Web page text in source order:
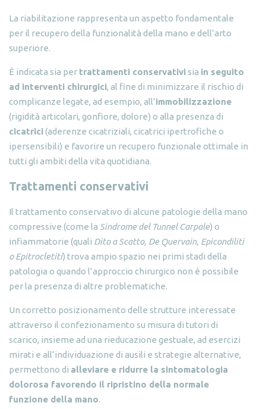
La riabilitazione rappresenta un aspetto fondamentale
per il recupero della funzionalità della mano e dell’arto
superiore.
È indicata sia per trattamenti conservativisia in seguito
ad interventi chirurgici, al fine di minimizzare il rischio di
complicanze legate, ad esempio, all’immobilizzazione
(rigidità articolari, gonfiore, dolore) o alla presenza di
cicatrici(aderenze cicatriziali, cicatrici ipertrofiche o
ipersensibili) e favorire un recupero funzionale ottimale in
tutti gli ambiti della vita quotidiana.
Trattamenti conservativi
Il trattamento conservativo di alcune patologie della mano
compressive (come la Sindrome del Tunnel Carpale) o
infiammatorie (quali Dito a Scatto, De Quervain, Epicondiliti
o Epitrocletiti) trova ampio spazio nei primi stadi della
patologia o quando l’approccio chirurgico non è possibile
per la presenza di altre problematiche.
Un corretto posizionamento delle strutture interessate
attraverso il confezionamento su misura di tutori di
scarico, insieme ad una rieducazione gestuale, ad esercizi
mirati e all’individuazione di ausili e strategie alternative,
permettono di alleviare e ridurre la sintomatologia
dolorosa favorendo il ripristino della normale
funzione della mano.